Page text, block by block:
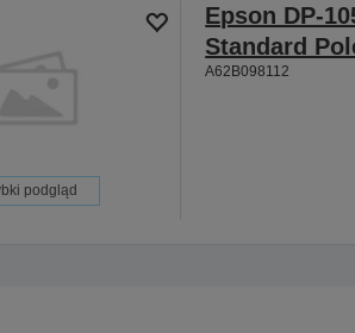
podgląd
Epson DP-
Standard
A62B098112